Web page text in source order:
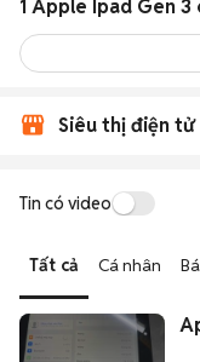
1 Apple Ipad Gen 3
Siêu thị điện tử
Tin có video
Tất cả Cá nhân